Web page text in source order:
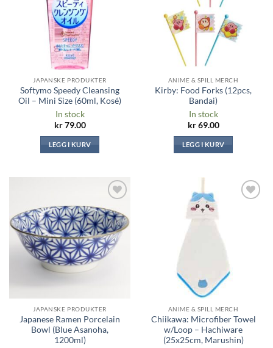
JAPANSKE PRODUKTER
Softymo Speedy Cleansing
Oil – Mini Size (60ml, Kosé)
In stock
kr79.00
LEGG I KURV
ANIME & SPILL MERCH
Kirby: Food Forks (12pcs,
Bandai)
In stock
kr69.00
LEGG I KURV
Legg til i
ønskeliste
JAPANSKE PRODUKTER
Japanese Ramen Porcelain
Bowl (Blue Asanoha,
1200ml)
ANIME & SPILL MERCH
Chiikawa: Microfiber Towel
w/Loop – Hachiware
(25x25cm, Marushin)